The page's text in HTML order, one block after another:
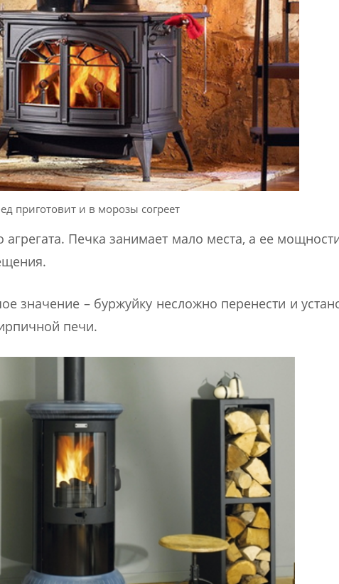
приготовит и в морозы согреет
Печка занимает мало места, а ее
значение – буржуйку несложно перенести и
печи.